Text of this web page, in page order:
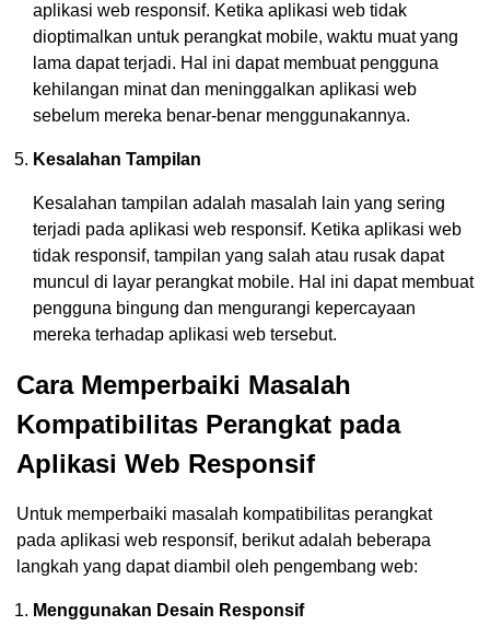
aplikasi web responsif. Ketika aplikasi web tidak
dioptimalkan untuk perangkat mobile, waktu muat yang
lama dapat terjadi. Hal ini dapat membuat pengguna
kehilangan minat dan meninggalkan aplikasi web
sebelum mereka benar-benar menggunakannya.
Kesalahan Tampilan
Kesalahan tampilan adalah masalah lain yang sering
terjadi pada aplikasi web responsif. Ketika aplikasi web
tidak responsif, tampilan yang salah atau rusak dapat
muncul di layar perangkat mobile. Hal ini dapat membuat
pengguna bingung dan mengurangi kepercayaan
mereka terhadap aplikasi web tersebut.
Cara Memperbaiki Masalah
Kompatibilitas Perangkat pada
Aplikasi Web Responsif
Untuk memperbaiki masalah kompatibilitas perangkat
pada aplikasi web responsif, berikut adalah beberapa
langkah yang dapat diambil oleh pengembang web:
Menggunakan Desain Responsif